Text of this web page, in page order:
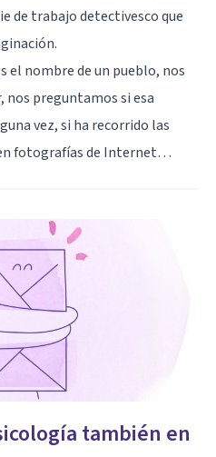
de trabajo detectivesco que
el nombre de un pueblo, nos
nos preguntamos si esa
vez, si ha recorrido las
fotografías de Internet…
también en